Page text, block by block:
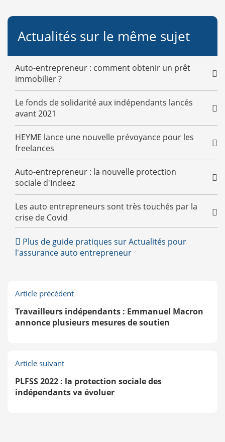
Actualités sur le même sujet
Auto-entrepreneur : comment obtenir un prêt
immobilier ?
Le fonds de solidarité aux indépendants lancés
avant 2021
HEYME lance une nouvelle prévoyance pour les
freelances
Auto-entrepreneur : la nouvelle protection
sociale d'Indeez
Les auto entrepreneurs sont très touchés par la
crise de Covid
Paris : Les VTC remontés contre la fermeture de
la rue de Rivoli
Plus de guide pratiques sur Actualités pour
l'assurance auto entrepreneur
Article précédent
Travailleurs indépendants : Emmanuel Macron
annonce plusieurs mesures de soutien
Article suivant
PLFSS 2022 : la protection sociale des
indépendants va évoluer